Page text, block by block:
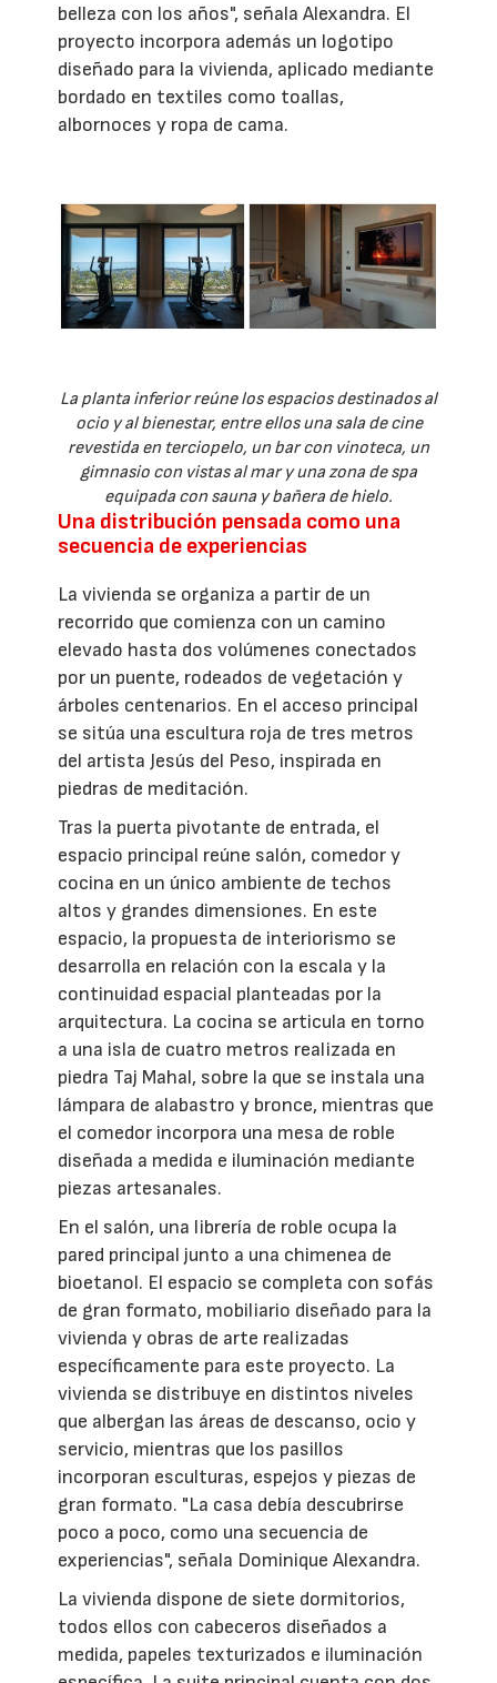
belleza con los años", señala Alexandra. El
proyecto incorpora además un logotipo
diseñado para la vivienda, aplicado mediante
bordado en textiles como toallas,
albornoces y ropa de cama.
La planta inferior reúne los espacios destinados al
ocio y al bienestar, entre ellos una sala de cine
revestida en terciopelo, un bar con vinoteca, un
gimnasio con vistas al mar y una zona de spa
equipada con sauna y bañera de hielo.
Una distribución pensada como una
secuencia de experiencias
La vivienda se organiza a partir de un
recorrido que comienza con un camino
elevado hasta dos volúmenes conectados
por un puente, rodeados de vegetación y
árboles centenarios. En el acceso principal
se sitúa una escultura roja de tres metros
del artista Jesús del Peso, inspirada en
piedras de meditación.
Tras la puerta pivotante de entrada, el
espacio principal reúne salón, comedor y
cocina en un único ambiente de techos
altos y grandes dimensiones. En este
espacio, la propuesta de interiorismo se
desarrolla en relación con la escala y la
continuidad espacial planteadas por la
arquitectura. La cocina se articula en torno
a una isla de cuatro metros realizada en
piedra Taj Mahal, sobre la que se instala una
lámpara de alabastro y bronce, mientras que
el comedor incorpora una mesa de roble
diseñada a medida e iluminación mediante
piezas artesanales.
En el salón, una librería de roble ocupa la
pared principal junto a una chimenea de
bioetanol. El espacio se completa con sofás
de gran formato, mobiliario diseñado para la
vivienda y obras de arte realizadas
específicamente para este proyecto. La
vivienda se distribuye en distintos niveles
que albergan las áreas de descanso, ocio y
servicio, mientras que los pasillos
incorporan esculturas, espejos y piezas de
gran formato. "La casa debía descubrirse
poco a poco, como una secuencia de
experiencias", señala Dominique Alexandra.
La vivienda dispone de siete dormitorios,
todos ellos con cabeceros diseñados a
medida, papeles texturizados e iluminación